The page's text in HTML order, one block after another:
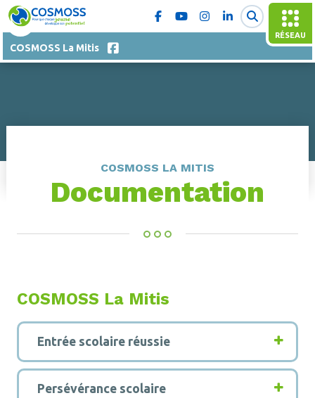
RÉSEAU
COSMOSS La Mitis
COSMOSS LA MITIS
Documentation
COSMOSS La Mitis
1
Entrée scolaire réussie
2
Persévérance scolaire